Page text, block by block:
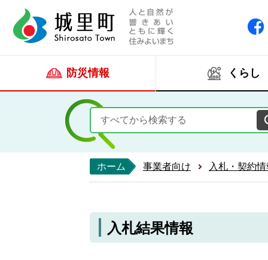
防災情報 くらし
ホーム 事業者向け 入札・契約
入札結果情報